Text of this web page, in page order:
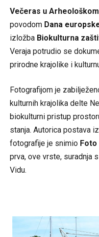
Večeras u
povodom Dana
izložba Biokulturna
Veraja potrudio se
prirodne krajolike i
Fotografijom je
kulturnih krajolika delte
biokulturni pristup
stanja. Autorica postava
fotografije je snimio Foto
prva, ove vrste, suradnja
Vidu.